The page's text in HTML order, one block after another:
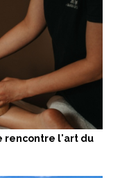
rencontre l'art du